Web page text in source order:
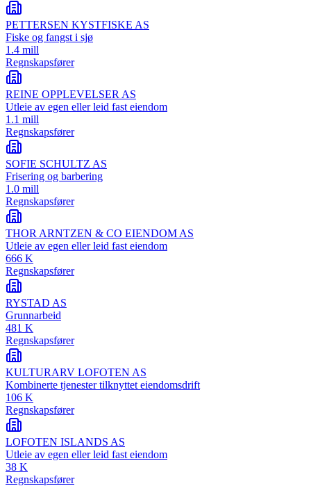
PETTERSEN KYSTFISKE AS
Fiske og fangst i sjø
1.4 mill
Regnskapsfører
REINE OPPLEVELSER AS
Utleie av egen eller leid fast eiendom
1.1 mill
Regnskapsfører
SOFIE SCHULTZ AS
Frisering og barbering
1.0 mill
Regnskapsfører
THOR ARNTZEN & CO EIENDOM AS
Utleie av egen eller leid fast eiendom
666 K
Regnskapsfører
RYSTAD AS
Grunnarbeid
481 K
Regnskapsfører
KULTURARV LOFOTEN AS
Kombinerte tjenester tilknyttet eiendomsdrift
106 K
Regnskapsfører
LOFOTEN ISLANDS AS
Utleie av egen eller leid fast eiendom
38 K
Regnskapsfører